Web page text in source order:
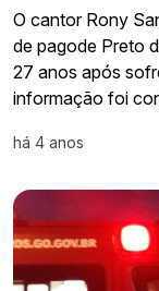
O cantor Rony
de pagode Preto
27 anos após
informação foi
há 4 anos